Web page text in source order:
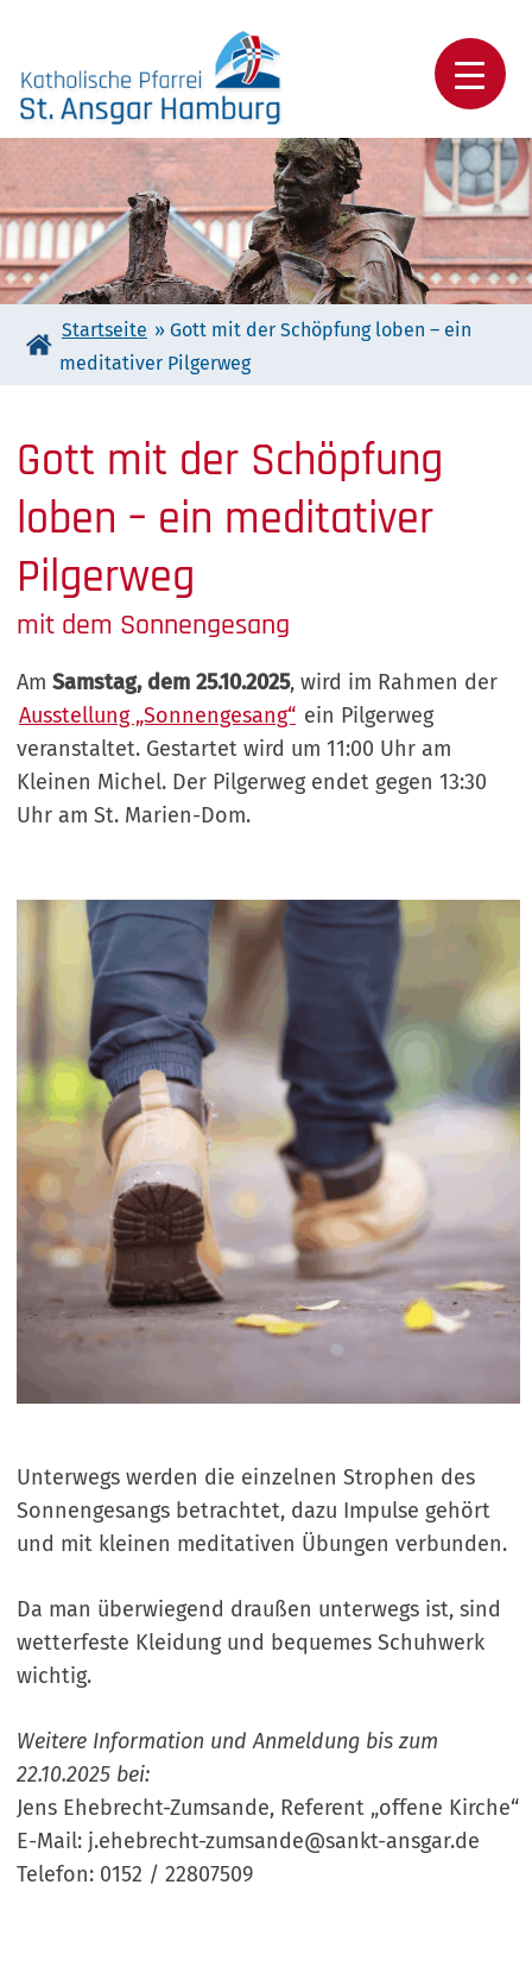
content
Katholische Pfarrei St. Ansgar Hamburg
Startseite » Gott mit der Schöpfung loben – ein
meditativer Pilgerweg
Gott mit der Schöpfung
loben – ein meditativer
Pilgerweg
mit dem Sonnengesang
Am Samstag, dem 25.10.2025, wird im Rahmen der
Ausstellung „Sonnengesang“ ein Pilgerweg
veranstaltet. Gestartet wird um 11:00 Uhr am
Kleinen Michel. Der Pilgerweg endet gegen 13:30
Uhr am St. Marien-Dom.
Unterwegs werden die einzelnen Strophen des
Sonnengesangs betrachtet, dazu Impulse gehört
und mit kleinen meditativen Übungen verbunden.
Da man überwiegend draußen unterwegs ist, sind
wetterfeste Kleidung und bequemes Schuhwerk
wichtig.
Weitere Information und Anmeldung bis zum
22.10.2025 bei:
Jens Ehebrecht-Zumsande, Referent „offene Kirche“
E-Mail: j.ehebrecht-zumsande@sankt-ansgar.de
Telefon: 0152 / 22807509